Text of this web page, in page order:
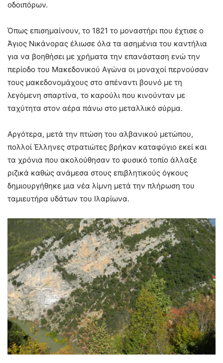
οδοιπόρων.
Όπως επισημαίνουν, το 1821 το μοναστήρι που έχτισε ο
Άγιος Νικάνορας έλιωσε όλα τα ασημένια του καντήλια
για να βοηθήσει με χρήματα την επανάσταση ενώ την
περίοδο του Μακεδονικού Αγώνα οι μοναχοί περνούσαν
τους μακεδονομάχους στο απέναντι βουνό με τη
λεγόμενη σπαρτίνα, το καρούλι που κινούνταν με
ταχύτητα στον αέρα πάνω στο μεταλλικό σύρμα.
Αργότερα, μετά την πτώση του αλβανικού μετώπου,
πολλοί Έλληνες στρατιώτες βρήκαν καταφύγιο εκεί και
τα χρόνια που ακολούθησαν το φυσικό τοπίο άλλαξε
ριζικά καθώς ανάμεσα στους επιβλητικούς όγκους
δημιουργήθηκε μια νέα λίμνη μετά την πλήρωση του
ταμιευτήρα υδάτων του Ιλαρίωνα.